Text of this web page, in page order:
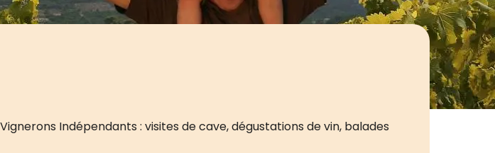
Indépendants : visites de cave, dégustations de vin, balades